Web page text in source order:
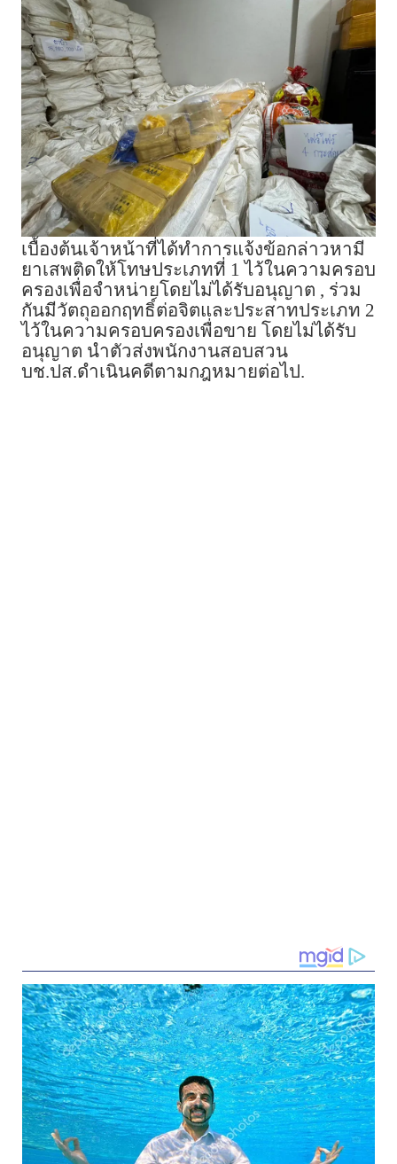
เบื้องต้นเจ้าหน้าที่ได้ทำการแจ้งข้อกล่าวหามี
ยาเสพติดให้โทษประเภทที่ 1 ไว้ในความครอบ
ครองเพื่อจำหน่ายโดยไม่ได้รับอนุญาต , ร่วม
กันมีวัตถุออกฤทธิ์ต่อจิตและประสาทประเภท 2
ไว้ในความครอบครองเพื่อขาย โดยไม่ได้รับ
อนุญาต นำตัวส่งพนักงานสอบสวน
บช.ปส.ดำเนินคดีตามกฎหมายต่อไป.